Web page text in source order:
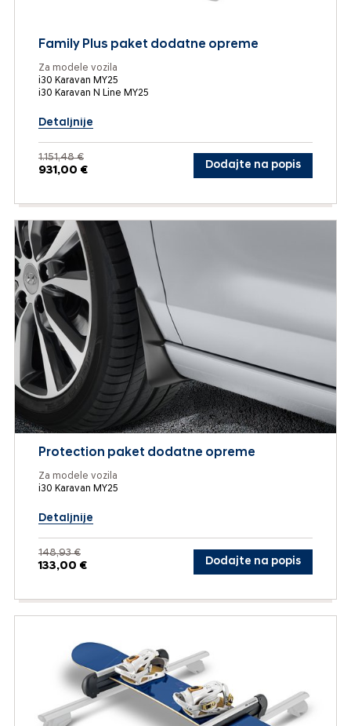
Family Plus paket dodatne opreme
Za modele vozila
i30 Karavan MY25
i30 Karavan N Line MY25
Detaljnije
1.151,48 €
931,00 € Dodajte na popis
Protection paket dodatne opreme
Za modele vozila
i30 Karavan MY25
Detaljnije
148,93 €
133,00 € Dodajte na popis